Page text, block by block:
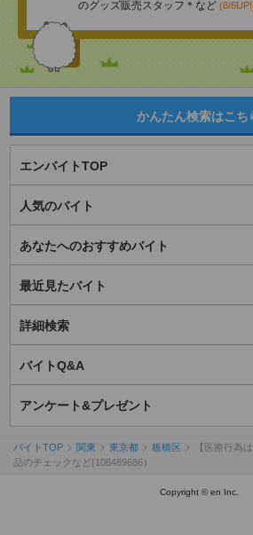
のグッズ販売スタッフ＊など (8/
かんたん検索はこち
エンバイトTOP
人気のバイト
あなたへのおすすめバイト
最近見たバイト
詳細検索
バイトQ&A
アンケート&プレゼント
バイトTOP 関東 東京都 板橋区
【医療行為
品のチェックなど(108489686）
Copyright © en Inc.